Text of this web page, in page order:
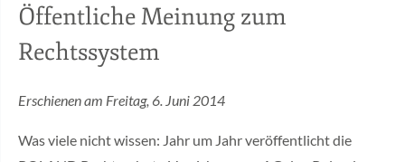
Öffentliche Meinung zum
Rechtssystem
Erschienen am Freitag, 6. Juni 2014
Was viele nicht wissen: Jahr um Jahr veröffentlicht die